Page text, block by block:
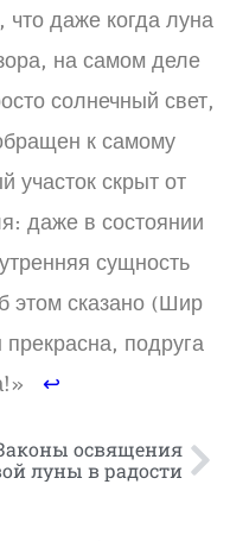
что даже когда луна
на самом деле
солнечный свет,
к самому
участок скрыт от
даже в состоянии
сущность
этом сказано (Шир
подруга
↩
освящения
луны в радости